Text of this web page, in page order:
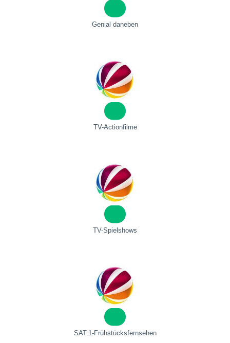
Genial daneben
TV-Actionfilme
TV-Spielshows
SAT.1-Frühstücksfernsehen